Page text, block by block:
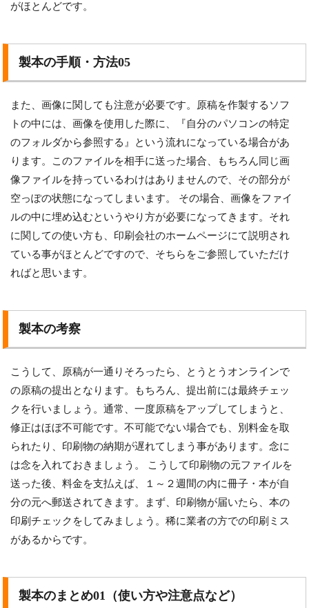
がほとんどです。
製本の手順・方法05
また、画像に関しても注意が必要です。原稿を作製するソフ
トの中には、画像を使用した際に、『自分のパソコンの特定
のフォルダから参照する』という流れになっている場合があ
ります。このファイルを相手に送った場合、もちろん同じ画
像ファイルを持っているわけはありませんので、その部分が
空っぽの状態になってしまいます。 その場合、画像をファイ
ルの中に埋め込むというやり方が必要になってきます。それ
に関しての使い方も、印刷会社のホームページにて説明され
ている事がほとんどですので、そちらをご参照していただけ
ればと思います。
製本の考察
こうして、原稿が一通りそろったら、とうとうオンラインで
の原稿の提出となります。もちろん、提出前には最終チェッ
クを行いましょう。通常、一度原稿をアップしてしまうと、
修正はほぼ不可能です。不可能でない場合でも、別料金を取
られたり、印刷物の納期が遅れてしまう事があります。念に
は念を入れておきましょう。 こうして印刷物の元ファイルを
送った後、料金を支払えば、１～２週間の内に冊子・本が自
分の元へ郵送されてきます。まず、印刷物が届いたら、本の
印刷チェックをしてみましょう。稀に業者の方での印刷ミス
があるからです。
製本のまとめ01（使い方や注意点など）